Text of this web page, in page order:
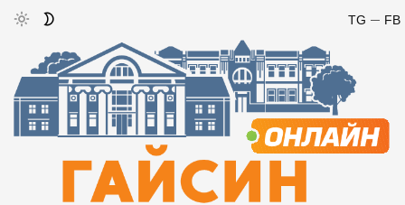
FB
TG